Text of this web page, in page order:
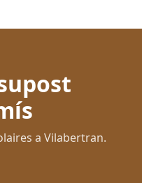
a Vilabertran.